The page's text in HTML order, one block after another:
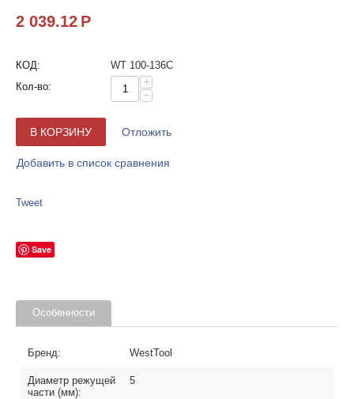
2 039.12 Р
КОД:
WT 100-136C
Кол-во:
+
−
В КОРЗИНУ Отложить
Добавить в список сравнения
Tweet
Save
Особенности
Бренд: WestTool
Диаметр режущей
части (мм):
5